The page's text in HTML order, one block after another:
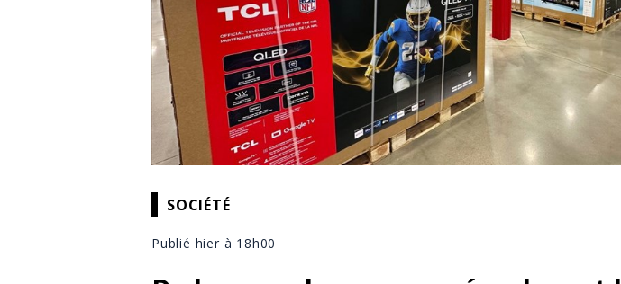
SOCIÉTÉ
Publié hier à 18h00